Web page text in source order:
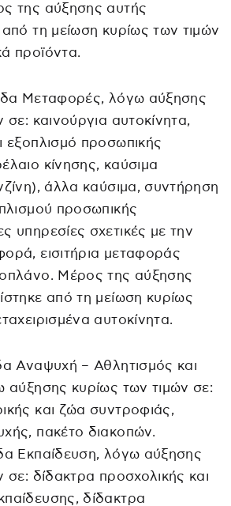
της αύξησης αυτής
από τη μείωση κυρίως των τιμών
προϊόντα.
Μεταφορές, λόγω αύξησης
σε: καινούργια αυτοκίνητα,
εξοπλισμό προσωπικής
κίνησης, καύσιμα
άλλα καύσιμα, συντήρηση
προσωπικής
υπηρεσίες σχετικές με την
εισιτήρια μεταφοράς
Μέρος της αύξησης
από τη μείωση κυρίως
αυτοκίνητα.
Αναψυχή – Αθλητισμός και
αύξησης κυρίως των τιμών σε:
και ζώα συντροφιάς,
πακέτο διακοπών.
Εκπαίδευση, λόγω αύξησης
σε: δίδακτρα προσχολικής και
δίδακτρα